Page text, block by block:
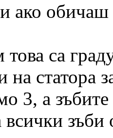
ако
са
на статора
3, а
всички зъби